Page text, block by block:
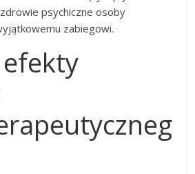
psychiczne osoby
zabiegowi.
efekty